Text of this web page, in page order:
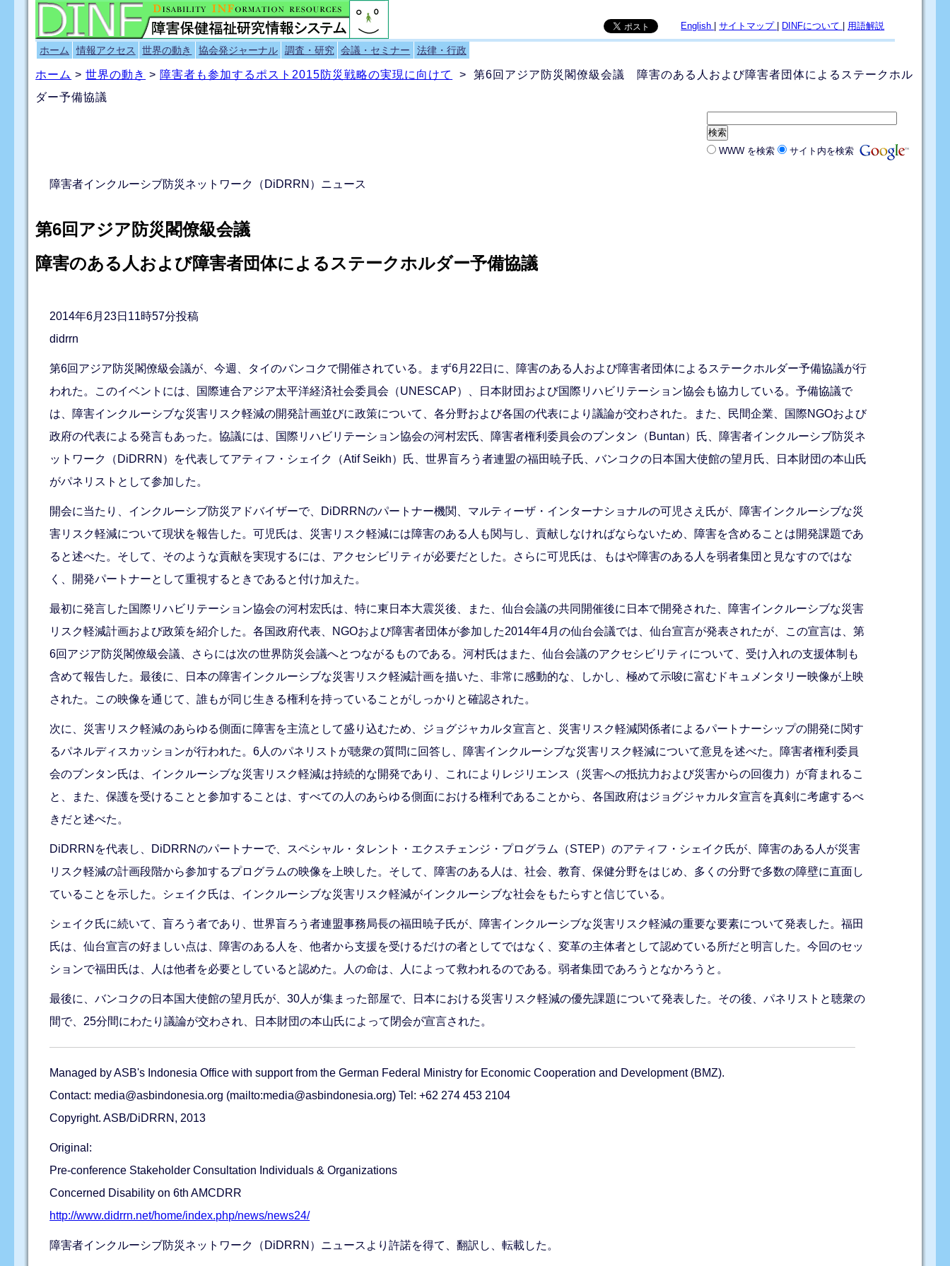
English |サイトマップ DINFについて 用語解説
ホーム 情報アクセス 世界の動き 協会発ジャーナル 調査・研究 会議・セミナー 法律・行政
ホーム >世界の動き > 障害者も参加するポスト2015防災戦略の実現に向けて
> 第6回アジア防災閣僚級会議 障害のある人および障害者団体によるステークホル
ダー予備協議
WWW を検索 サイト内を検索
障害者インクルーシブ防災ネットワーク（DiDRRN）ニュース
第6回アジア防災閣僚級会議
障害のある人および障害者団体によるステークホルダー予備協議
2014年6月23日11時57分投稿
didrrn
第6回アジア防災閣僚級会議が、今週、タイのバンコクで開催されている。まず6月22日に、障害のある人および障害者団体によるステークホルダー予備協議が行
われた。このイベントには、国際連合アジア太平洋経済社会委員会（UNESCAP）、日本財団および国際リハビリテーション協会も協力している。予備協議で
は、障害インクルーシブな災害リスク軽減の開発計画並びに政策について、各分野および各国の代表により議論が交わされた。また、民間企業、国際NGOおよび
政府の代表による発言もあった。協議には、国際リハビリテーション協会の河村宏氏、障害者権利委員会のブンタン（Buntan）氏、障害者インクルーシブ防災ネ
ットワーク（DiDRRN）を代表してアティフ・シェイク（Atif Seikh）氏、世界盲ろう者連盟の福田暁子氏、バンコクの日本国大使館の望月氏、日本財団の本山氏
がパネリストとして参加した。
開会に当たり、インクルーシブ防災アドバイザーで、DiDRRNのパートナー機関、マルティーザ・インターナショナルの可児さえ氏が、障害インクルーシブな災
害リスク軽減について現状を報告した。可児氏は、災害リスク軽減には障害のある人も関与し、貢献しなければならないため、障害を含めることは開発課題であ
ると述べた。そして、そのような貢献を実現するには、アクセシビリティが必要だとした。さらに可児氏は、もはや障害のある人を弱者集団と見なすのではな
く、開発パートナーとして重視するときであると付け加えた。
最初に発言した国際リハビリテーション協会の河村宏氏は、特に東日本大震災後、また、仙台会議の共同開催後に日本で開発された、障害インクルーシブな災害
リスク軽減計画および政策を紹介した。各国政府代表、NGOおよび障害者団体が参加した2014年4月の仙台会議では、仙台宣言が発表されたが、この宣言は、第
6回アジア防災閣僚級会議、さらには次の世界防災会議へとつながるものである。河村氏はまた、仙台会議のアクセシビリティについて、受け入れの支援体制も
含めて報告した。最後に、日本の障害インクルーシブな災害リスク軽減計画を描いた、非常に感動的な、しかし、極めて示唆に富むドキュメンタリー映像が上映
された。この映像を通じて、誰もが同じ生きる権利を持っていることがしっかりと確認された。
次に、災害リスク軽減のあらゆる側面に障害を主流として盛り込むため、ジョグジャカルタ宣言と、災害リスク軽減関係者によるパートナーシップの開発に関す
るパネルディスカッションが行われた。6人のパネリストが聴衆の質問に回答し、障害インクルーシブな災害リスク軽減について意見を述べた。障害者権利委員
会のブンタン氏は、インクルーシブな災害リスク軽減は持続的な開発であり、これによりレジリエンス（災害への抵抗力および災害からの回復力）が育まれるこ
と、また、保護を受けることと参加することは、すべての人のあらゆる側面における権利であることから、各国政府はジョグジャカルタ宣言を真剣に考慮するべ
きだと述べた。
DiDRRNを代表し、DiDRRNのパートナーで、スペシャル・タレント・エクスチェンジ・プログラム（STEP）のアティフ・シェイク氏が、障害のある人が災害
リスク軽減の計画段階から参加するプログラムの映像を上映した。そして、障害のある人は、社会、教育、保健分野をはじめ、多くの分野で多数の障壁に直面し
ていることを示した。シェイク氏は、インクルーシブな災害リスク軽減がインクルーシブな社会をもたらすと信じている。
シェイク氏に続いて、盲ろう者であり、世界盲ろう者連盟事務局長の福田暁子氏が、障害インクルーシブな災害リスク軽減の重要な要素について発表した。福田
氏は、仙台宣言の好ましい点は、障害のある人を、他者から支援を受けるだけの者としてではなく、変革の主体者として認めている所だと明言した。今回のセッ
ションで福田氏は、人は他者を必要としていると認めた。人の命は、人によって救われるのである。弱者集団であろうとなかろうと。
最後に、バンコクの日本国大使館の望月氏が、30人が集まった部屋で、日本における災害リスク軽減の優先課題について発表した。その後、パネリストと聴衆の
間で、25分間にわたり議論が交わされ、日本財団の本山氏によって閉会が宣言された。
Managed by ASB's Indonesia Office with support from the German Federal Ministry for Economic Cooperation and Development (BMZ).
Contact: media@asbindonesia.org (mailto:media@asbindonesia.org) Tel: +62 274 453 2104
Copyright. ASB/DiDRRN, 2013
Original:
Pre-conference Stakeholder Consultation Individuals & Organizations
Concerned Disability on 6th AMCDRR
http://www.didrrn.net/home/index.php/news/news24/
障害者インクルーシブ防災ネットワーク（DiDRRN）ニュースより許諾を得て、翻訳し、転載した。